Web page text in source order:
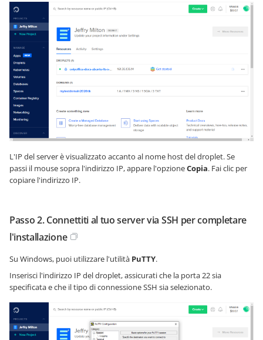
L'IP del server è visualizzato accanto al nome host del droplet. Se
passi il mouse sopra l'indirizzo IP, appare l'opzioneCopia. Fai clic per
copiare l'indirizzo IP.
Passo 2. Connettiti al tuo server via SSH per completare
l'installazione
Su Windows, puoi utilizzare l'utilità PuTTY.
Inserisci l'indirizzo IP del droplet, assicurati che la porta 22 sia
specificata e che il tipo di connessione SSH sia selezionato.